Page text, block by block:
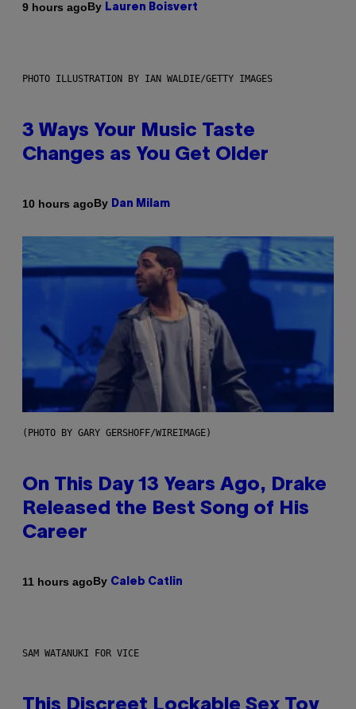
9 hours agoBy Lauren Boisvert
PHOTO ILLUSTRATION BY IAN WALDIE/GETTY IMAGES
3 Ways Your Music Taste
Changes as You Get Older
10 hours agoBy Dan Milam
(PHOTO BY GARY GERSHOFF/WIREIMAGE)
On This Day 13 Years Ago, Drake
Released the Best Song of His
Career
11 hours agoBy Caleb Catlin
SAM WATANUKI FOR VICE